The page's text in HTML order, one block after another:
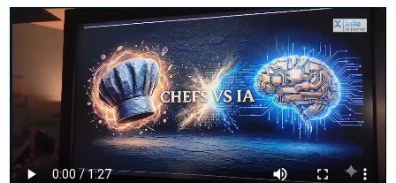
Fichier
vidéo